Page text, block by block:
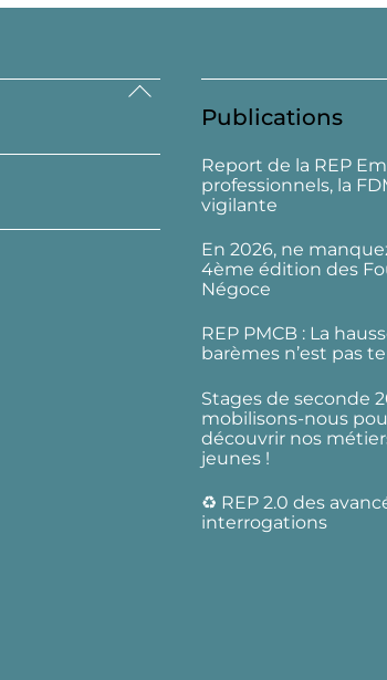
Back
Top
Publications
Report de la REP
professionnels, la
vigilante
En 2026, ne
4ème édition des
Négoce
REP PMCB : La
barèmes n’est pas
Stages de seconde
mobilisons-nous
découvrir nos
jeunes !
♻️ REP 2.0 des
interrogations